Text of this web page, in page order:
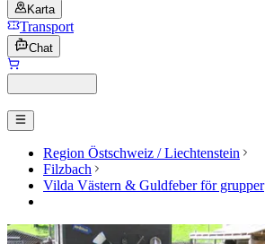
Karta
Transport
Chat
Region Östschweiz / Liechtenstein
Filzbach
Vilda Västern & Guldfeber för grupper